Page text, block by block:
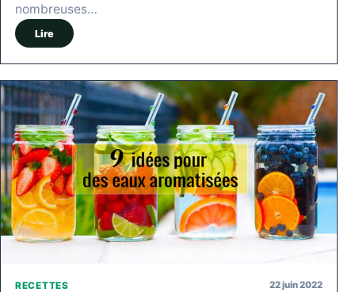
nombreuses…
Lire
RECETTES 22 juin 2022